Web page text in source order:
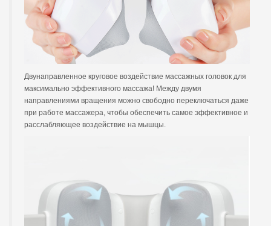
Двунаправленное круговое воздействие массажных головок для
максимально эффективного массажа! Между двумя
направлениями вращения можно свободно переключаться даже
при работе массажера, чтобы обеспечить самое эффективное и
расслабляющее воздействие на мышцы.